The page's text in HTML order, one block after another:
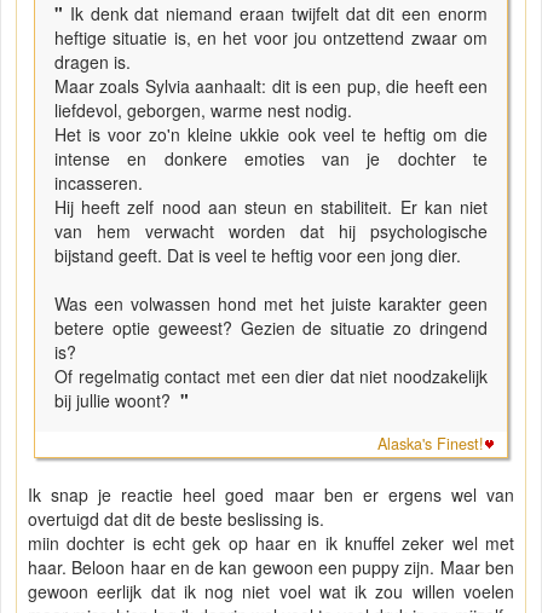
" Ik denk dat niemand eraan twijfelt dat dit een enorm
heftige situatie is, en het voor jou ontzettend zwaar om
dragen is.
Maar zoals Sylvia aanhaalt: dit is een pup, die heeft een
liefdevol, geborgen, warme nest nodig.
Het is voor zo'n kleine ukkie ook veel te heftig om die
intense en donkere emoties van je dochter te
incasseren.
Hij heeft zelf nood aan steun en stabiliteit. Er kan niet
van hem verwacht worden dat hij psychologische
bijstand geeft. Dat is veel te heftig voor een jong dier.
Was een volwassen hond met het juiste karakter geen
betere optie geweest? Gezien de situatie zo dringend
is?
Of regelmatig contact met een dier dat niet noodzakelijk
bij jullie woont? "
Alaska's Finest!
Ik snap je reactie heel goed maar ben er ergens wel van
overtuigd dat dit de beste beslissing is.
miin dochter is echt gek op haar en ik knuffel zeker wel met
haar. Beloon haar en de kan gewoon een puppy zijn. Maar ben
gewoon eerlijk dat ik nog niet voel wat ik zou willen voelen